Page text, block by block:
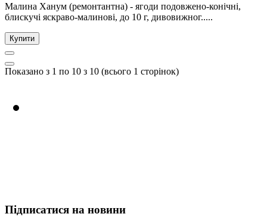
Малина Ханум (ремонтантна) - ягоди подовжено-конічні,
блискучі яскраво-малинові, до 10 г, дивовижног.....
Купити
Показано з 1 по 10 з 10 (всього 1 сторінок)
Підписатися на новини